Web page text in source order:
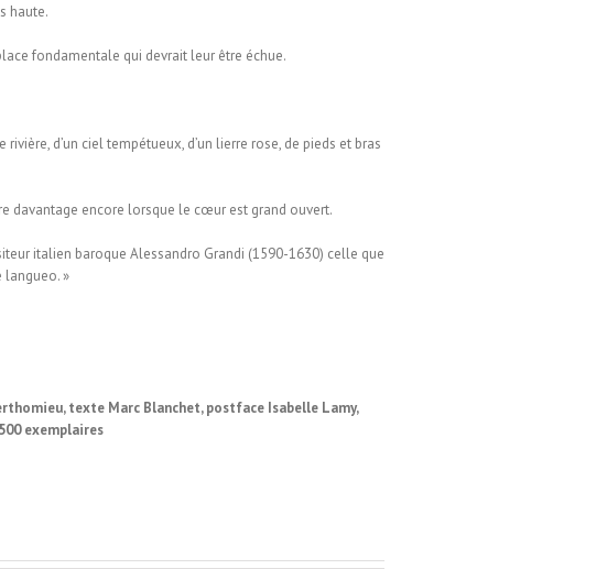
haute.
fondamentale qui devrait leur être échue.
d’un ciel tempétueux, d’un lierre rose, de pieds et bras
davantage encore lorsque le cœur est grand ouvert.
italien baroque Alessandro Grandi (1590-1630) celle que
langueo. »
texte Marc Blanchet, postface Isabelle Lamy,
exemplaires